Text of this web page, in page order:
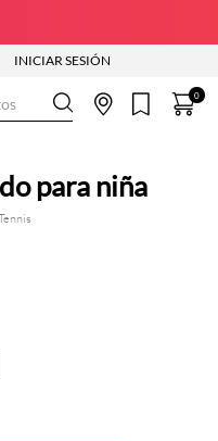
GRATIS DESDE $250.000
0
para niña